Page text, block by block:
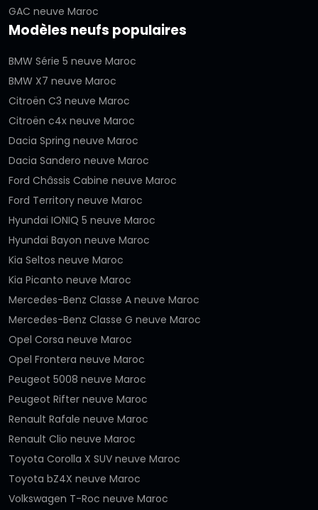
GAC neuve Maroc
Modèles neufs populaires
BMW Série 5 neuve Maroc
BMW X7 neuve Maroc
Citroën C3 neuve Maroc
Citroën c4x neuve Maroc
Dacia Spring neuve Maroc
Dacia Sandero neuve Maroc
Ford Châssis Cabine neuve Maroc
Ford Territory neuve Maroc
Hyundai IONIQ 5 neuve Maroc
Hyundai Bayon neuve Maroc
Kia Seltos neuve Maroc
Kia Picanto neuve Maroc
Mercedes-Benz Classe A neuve Maroc
Mercedes-Benz Classe G neuve Maroc
Opel Corsa neuve Maroc
Opel Frontera neuve Maroc
Peugeot 5008 neuve Maroc
Peugeot Rifter neuve Maroc
Renault Rafale neuve Maroc
Renault Clio neuve Maroc
Toyota Corolla X SUV neuve Maroc
Toyota bZ4X neuve Maroc
Volkswagen T-Roc neuve Maroc